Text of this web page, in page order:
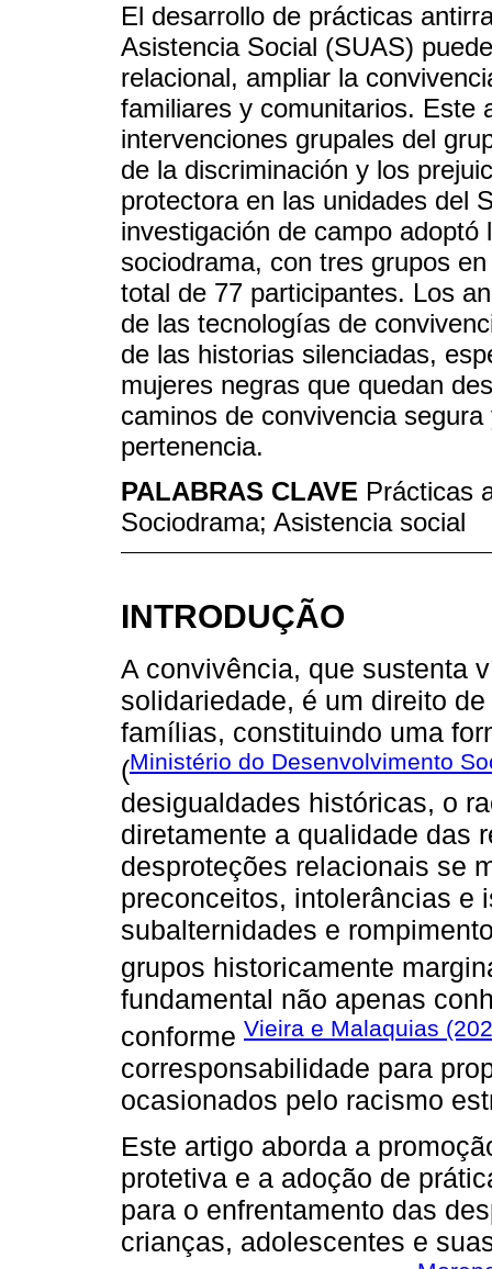
El desarrollo de prácticas
Asistencia Social (SUAS)
relacional, ampliar la
familiares y comunitarios. Este
intervenciones grupales del
de la discriminación y los
protectora en las unidades del
investigación de campo
sociodrama, con tres grupos
total de 77 participantes. Los
de las tecnologías de
de las historias silenciadas,
mujeres negras que quedan
caminos de convivencia
pertenencia.
PALABRAS CLAVE Prácticas
Sociodrama; Asistencia social
INTRODUÇÃO
A convivência, que sustenta
solidariedade, é um direito
famílias, constituindo uma
(Ministério do Desenvolvimento
desigualdades históricas, o
diretamente a qualidade das
desproteções relacionais se
preconceitos, intolerâncias e
subalternidades e
grupos historicamente
fundamental não apenas
conforme Vieira e Malaquias
corresponsabilidade para
ocasionados pelo racismo
Este artigo aborda a
protetiva e a adoção de
para o enfrentamento das
crianças, adolescentes e